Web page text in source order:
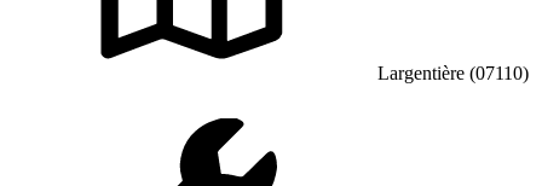
Largentière (07110)